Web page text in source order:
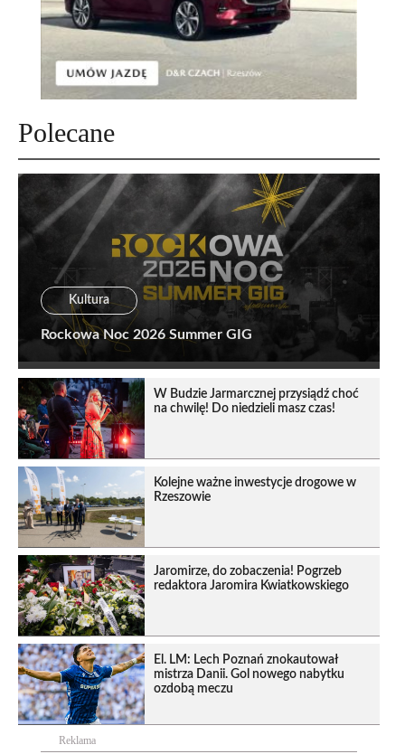
Polecane
Kultura
Rockowa Noc 2026 Summer GIG
W Budzie Jarmarcznej przysiądź choć
na chwilę! Do niedzieli masz czas!
Kolejne ważne inwestycje drogowe w
Rzeszowie
Jaromirze, do zobaczenia! Pogrzeb
redaktora Jaromira Kwiatkowskiego
El. LM: Lech Poznań znokautował
mistrza Danii. Gol nowego nabytku
ozdobą meczu
Reklama